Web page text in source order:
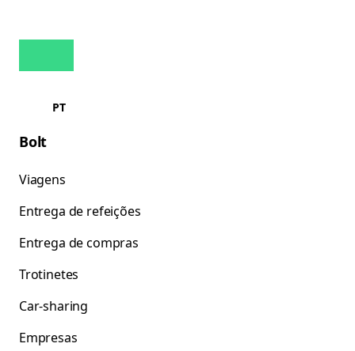
PT
Bolt
Viagens
Entrega de refeições
Entrega de compras
Trotinetes
Car-sharing
Empresas